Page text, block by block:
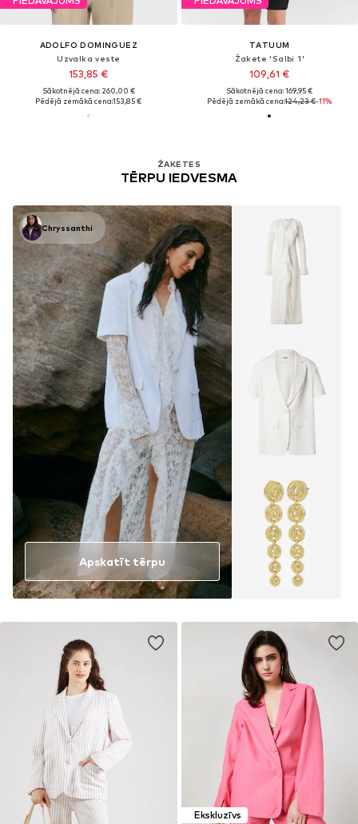
ADOLFO DOMINGUEZ
Uzvalka veste
153,85 €
Sākotnējā cena: 260,00 €
Pēdējā zemākā cena:153,85 €
TATUUM
Žakete 'Salbi 1'
109,61 €
Sākotnējā cena: 169,95 €
Pēdējā zemākā cena:124,23 €-11%
ŽAKETES
TĒRPU IEDVESMA
Chryssanthi
Apskatīt tērpu
Ekskluzīvs